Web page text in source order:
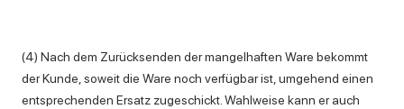
(4) Nach dem Zurücksenden der mangelhaften Ware bekommt
der Kunde, soweit die Ware noch verfügbar ist, umgehend einen
entsprechenden Ersatz zugeschickt. Wahlweise kann er auch